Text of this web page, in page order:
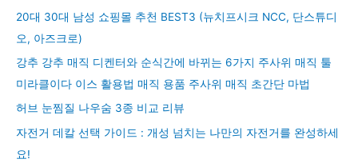
20대 30대 남성 쇼핑몰 추천 BEST3 (뉴치프시크 NCC, 단스튜디
오, 아즈크로)
강추 강추 매직 디켄터와 순식간에 바뀌는 6가지 주사위 매직 툴
미라클이다 이스 활용법 매직 용품 주사위 매직 초간단 마법
허브 눈찜질 나우숨 3종 비교 리뷰
자전거 데칼 선택 가이드 : 개성 넘치는 나만의 자전거를 완성하세
요!